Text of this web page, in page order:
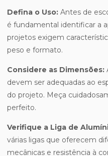
Defina o Uso: Antes de
é fundamental identificar a
projetos exigem
peso e formato.
Considere as Dimensões:
devem ser adequadas ao
do projeto. Meça
perfeito.
Verifique a Liga de
várias ligas que oferecem
mecânicas e resistência à